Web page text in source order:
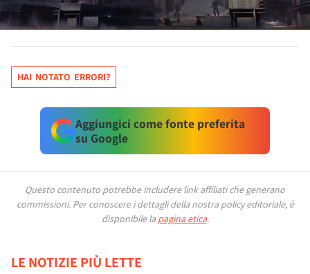
HAI NOTATO ERRORI?
Aggiungici come fonte preferita
su Google
Questo contenuto potrebbe includere link affiliati che generano
commissioni. Per conoscere i dettagli della nostra policy editoriale, è
disponibile la pagina etica.
LE NOTIZIE PIÙ LETTE